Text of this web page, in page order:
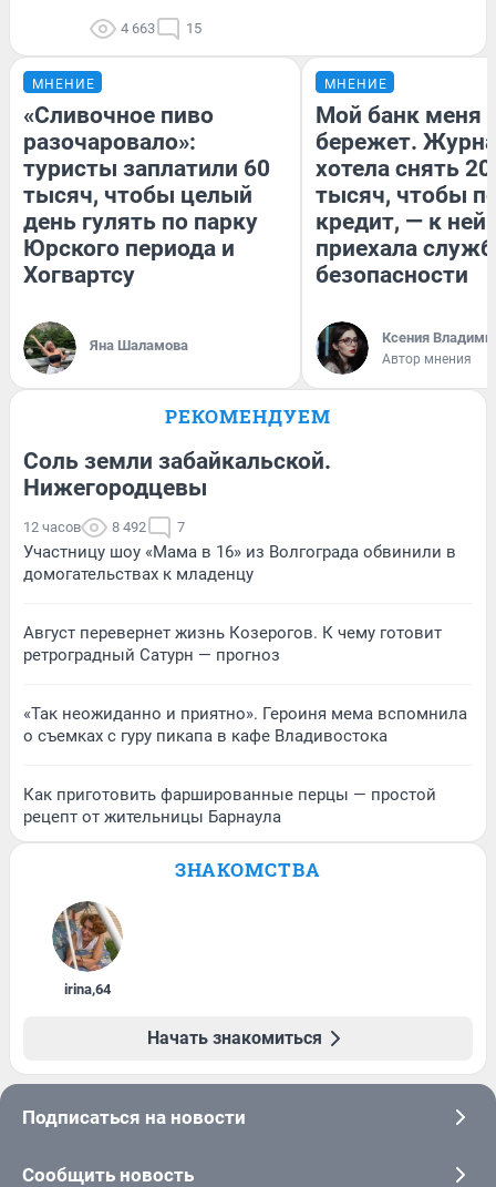
4 663 15
МНЕНИЕ
«Сливочное пиво
разочаровало»:
туристы заплатили 60
тысяч, чтобы целый
день гулять по парку
Юрского периода и
Хогвартсу
Яна Шаламова
МНЕНИЕ
Мой банк меня
бережет.
хотела снять
тысяч, чтобы
кредит, — к
приехала
безопасности
Ксения
Автор мнения
РЕКОМЕНДУЕМ
Соль земли забайкальской.
Нижегородцевы
12 часов 8 492 7
Участницу шоу «Мама в 16» из Волгограда обвинили в
домогательствах к младенцу
Август перевернет жизнь Козерогов. К чему готовит
ретроградный Сатурн — прогноз
«Так неожиданно и приятно». Героиня мема вспомнила
о съемках с гуру пикапа в кафе Владивостока
Как приготовить фаршированные перцы — простой
рецепт от жительницы Барнаула
ЗНАКОМСТВА
irina,64
Начать знакомиться
Подписаться на новости
Сообщить новость